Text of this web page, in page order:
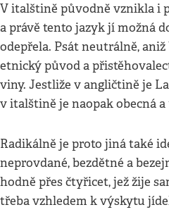
V italštině původně vznikla i
a právě tento jazyk jí možná
odepřela. Psát neutrálně,
etnický původ a
viny. Jestliže v angličtině je
v italštině je naopak obecná
Radikálně je proto jiná také
neprovdané, bezdětné a
hodně přes čtyřicet, jež žije
třeba vzhledem k výskytu